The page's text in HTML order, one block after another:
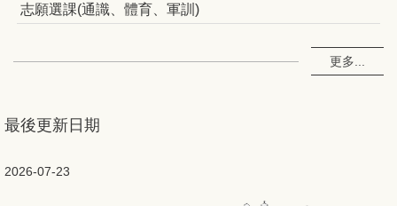
志願選課(通識、體育、軍訓)
更多...
最後更新日期
2026-07-23